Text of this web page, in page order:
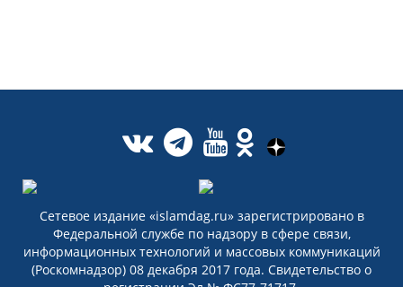
Сетевое издание «islamdag.ru» зарегистрировано в
Федеральной службе по надзору в сфере связи,
информационных технологий и массовых коммуникаций
(Роскомнадзор) 08 декабря 2017 года. Свидетельство о